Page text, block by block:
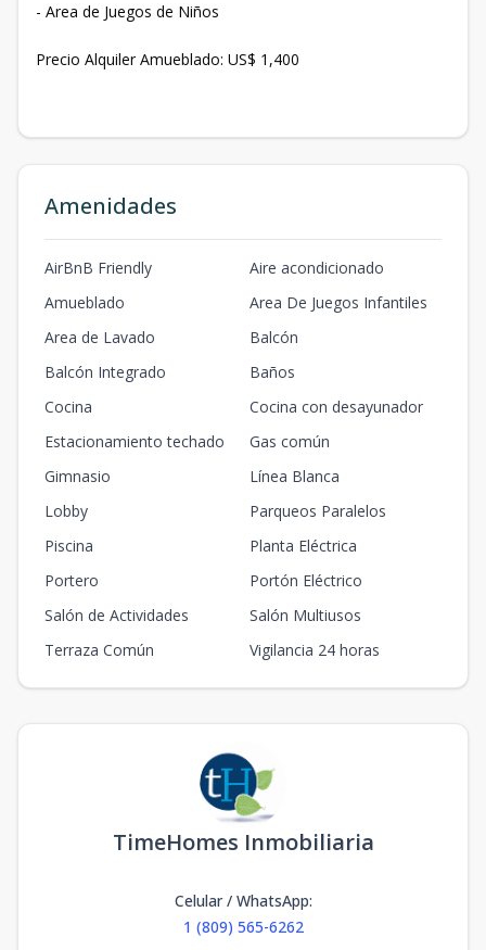
- Area de Juegos de Niños
Precio Alquiler Amueblado: US$ 1,400
Amenidades
AirBnB Friendly
Aire acondicionado
Amueblado
Area De Juegos Infantiles
Area de Lavado
Balcón
Balcón Integrado
Baños
Cocina
Cocina con desayunador
Estacionamiento techado
Gas común
Gimnasio
Línea Blanca
Lobby
Parqueos Paralelos
Piscina
Planta Eléctrica
Portero
Portón Eléctrico
Salón de Actividades
Salón Multiusos
Terraza Común
Vigilancia 24 horas
TimeHomes Inmobiliaria
Celular / WhatsApp:
1 (809) 565-6262